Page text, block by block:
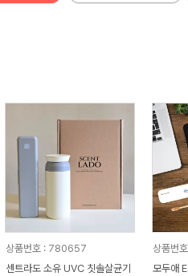
상품번호 : 780657
센트라도 소유 UVC 칫솔살균기
상품번
모두애